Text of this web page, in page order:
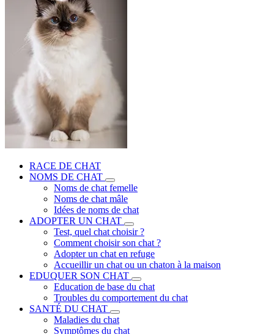
RACE DE CHAT
NOMS DE CHAT
Noms de chat femelle
Noms de chat mâle
Idées de noms de chat
ADOPTER UN CHAT
Test, quel chat choisir ?
Comment choisir son chat ?
Adopter un chat en refuge
Accueillir un chat ou un chaton à la maison
EDUQUER SON CHAT
Education de base du chat
Troubles du comportement du chat
SANTÉ DU CHAT
Maladies du chat
Symptômes du chat